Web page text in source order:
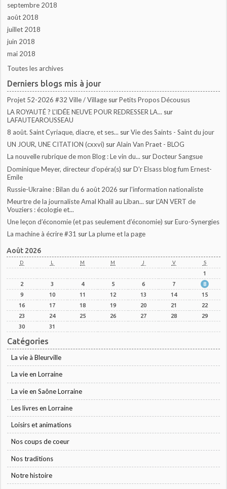
septembre 2018
août 2018
juillet 2018
juin 2018
mai 2018
Toutes les archives
Derniers blogs mis à jour
Projet 52-2026 #32 Ville / Village surPetits Propos Décousus
LA ROYAUTÉ ? L'IDÉE NEUVE POUR REDRESSER LA... sur
LAFAUTEAROUSSEAU
8 août. Saint Cyriaque, diacre, et ses... surVie des Saints - Saint du jour
UN JOUR, UNE CITATION (cxxvi) surAlain Van Praet - BLOG
La nouvelle rubrique de mon Blog : Le vin du... surDocteur Sangsue
Dominique Meyer, directeur d'opéra(s) surD'r Elsass blog fum Ernest-
Emile
Russie-Ukraine : Bilan du 6 août 2026 surl'information nationaliste
Meurtre de la journaliste Amal Khalil au Liban... surL'AN VERT de
Vouziers : écologie et...
Une leçon d’économie (et pas seulement d’économie) surEuro-Synergies
La machine à écrire #31 surLa plume et la page
Août 2026
D L M M J V S
1
2
3 4 5 6 7
8
9
10 11 12 13 14
15
16
17 18 19 20 21
22
23
24 25 26 27 28
29
30
31
Catégories
La vie à Bleurville
La vie en Lorraine
La vie en Saône Lorraine
Les livres en Lorraine
Loisirs et animations
Nos coups de coeur
Nos traditions
Notre histoire